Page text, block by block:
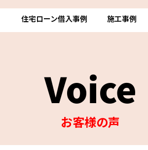
住宅ローン借入事例 施工事例
Voice
お客様の声